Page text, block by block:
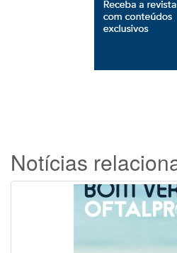
Notícias